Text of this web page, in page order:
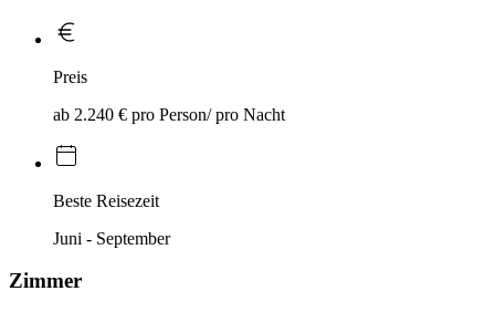
Preis
ab 2.240 € pro Person/ pro Nacht
Beste Reisezeit
Juni - September
Zimmer